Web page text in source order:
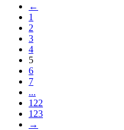
←
1
2
3
4
5
6
7
...
122
123
→